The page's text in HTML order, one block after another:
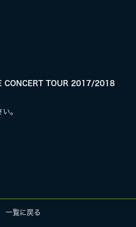
CONCERT TOUR 2017/2018
。
一覧に戻る